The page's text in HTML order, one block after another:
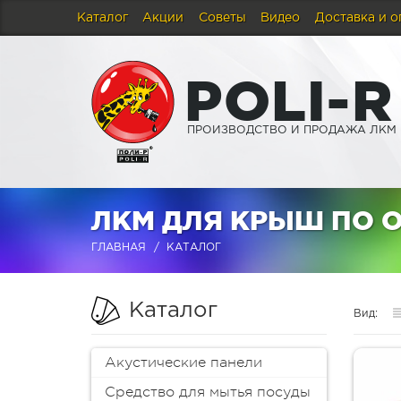
Каталог Акции Советы Видео Доставка и
POLI-R
ПРОИЗВОДСТВО И ПРОДАЖА ЛКМ
ЛКМ ДЛЯ КРЫШ ПО
ГЛАВНАЯ КАТАЛОГ
Каталог
Акустические панели
Средство для мытья посуды
Вид: